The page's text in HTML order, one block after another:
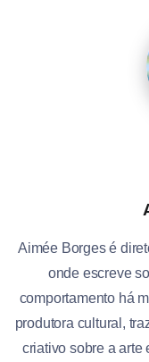
Aimée Borges é
onde escreve
comportamento há
produtora cultural,
criativo sobre a arte